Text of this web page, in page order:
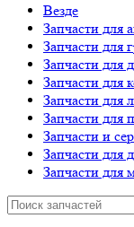
Везде
Запчасти для
Запчасти для
Запчасти для
Запчасти для
Запчасти для
Запчасти для
Запчасти и
Запчасти для
Запчасти